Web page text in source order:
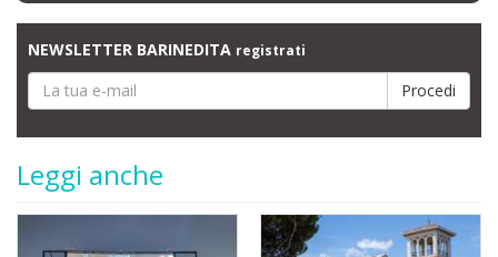
NEWSLETTER BARINEDITA registrati
Leggi anche